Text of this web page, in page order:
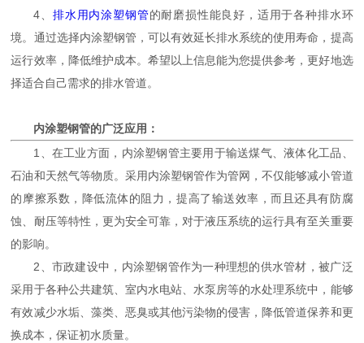
4、排水用内涂塑钢管的耐磨损性能良好，适用于各种排水环
境。通过选择内涂塑钢管，可以有效延长排水系统的使用寿命，提高
运行效率，降低维护成本。希望以上信息能为您提供参考，更好地选
择适合自己需求的排水管道。
内涂塑钢管的广泛应用：
1、在工业方面，内涂塑钢管主要用于输送煤气、液体化工品、
石油和天然气等物质。采用内涂塑钢管作为管网，不仅能够减小管道
的摩擦系数，降低流体的阻力，提高了输送效率，而且还具有防腐
蚀、耐压等特性，更为安全可靠，对于液压系统的运行具有至关重要
的影响。
2、市政建设中，内涂塑钢管作为一种理想的供水管材，被广泛
采用于各种公共建筑、室内水电站、水泵房等的水处理系统中，能够
有效减少水垢、藻类、恶臭或其他污染物的侵害，降低管道保养和更
换成本，保证初水质量。